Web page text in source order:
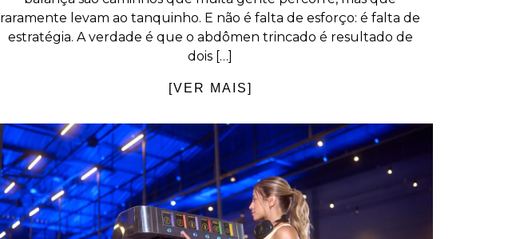
raramente levam ao tanquinho. E não é falta de esforço: é falta de
estratégia. A verdade é que o abdômen trincado é resultado de
dois […]
[VER MAIS]